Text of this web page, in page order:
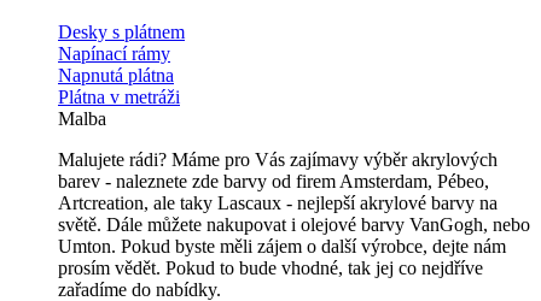
Desky s plátnem
Napínací rámy
Napnutá plátna
Plátna v metráži
Malba
Malujete rádi? Máme pro Vás zajímavy výběr akrylových
barev - naleznete zde barvy od firem Amsterdam, Pébeo,
Artcreation, ale taky Lascaux - nejlepší akrylové barvy na
světě. Dále můžete nakupovat i olejové barvy VanGogh, nebo
Umton. Pokud byste měli zájem o další výrobce, dejte nám
prosím vědět. Pokud to bude vhodné, tak jej co nejdříve
zařadíme do nabídky.